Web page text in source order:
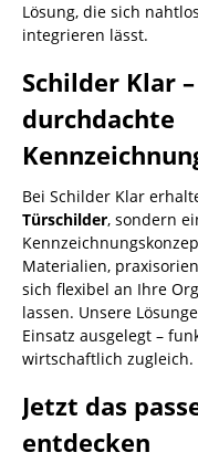
Lösung, die sich
integrieren lässt.
Schilder Klar
durchdachte
Bei Schilder Klar
Türschilder, sondern
Materialien,
sich flexibel an Ihre
lassen. Unsere
Einsatz ausgelegt –
wirtschaftlich zugleich.
Jetzt das
entdecken